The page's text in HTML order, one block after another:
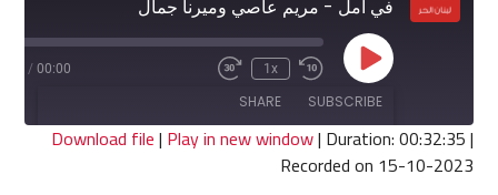
في امل - مريم عاصي وميرنا جمال
Play
Episode
Rewind
10
Seconds
1x
Fast
seconds
00:00
/
SUBSCRIBE
SHARE
SHARE
Download file| Play in new window| Duration: 00:32:35|
Recorded on 15-10-2023